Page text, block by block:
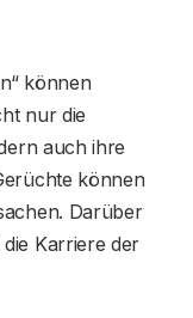
können
nur die
auch ihre
können
Darüber
Karriere der